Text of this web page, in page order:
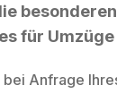
für Umzüge
Anfrage